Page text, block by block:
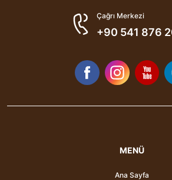
Çağrı Merkezi
+90 541 876
MENÜ
Ana Sayfa